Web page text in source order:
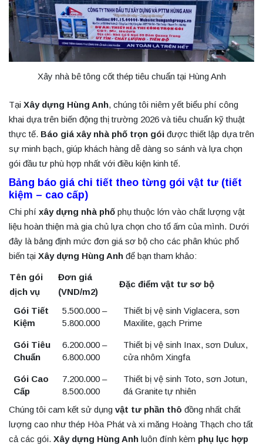
Xây nhà bê tông cốt thép tiêu chuẩn tại Hùng Anh
Tại Xây dựng Hùng Anh, chúng tôi niêm yết biểu phí công
khai dựa trên biến động thị trường 2026 và tiêu chuẩn kỹ thuật
thực tế. Báo giá xây nhà phố trọn gói được thiết lập dựa trên
sự minh bạch, giúp khách hàng dễ dàng so sánh và lựa chọn
gói đầu tư phù hợp nhất với điều kiện kinh tế.
Bảng báo giá chi tiết theo từng gói vật tư (tiết
kiệm – cao cấp)
Chi phí xây dựng nhà phố phụ thuộc lớn vào chất lượng vật
liệu hoàn thiện mà gia chủ lựa chọn cho tổ ấm của mình. Dưới
đây là bảng định mức đơn giá sơ bộ cho các phân khúc phổ
biến tại Xây dựng Hùng Anh để bạn tham khảo:
Tên gói
dịch vụ
Đơn giá
(VND/m2)
Đặc điểm vật tư sơ bộ
Gói Tiết
Kiệm
5.500.000 –
5.800.000
Thiết bị vệ sinh Viglacera, sơn
Maxilite, gạch Prime
Gói Tiêu
Chuẩn
6.200.000 –
6.800.000
Thiết bị vệ sinh Inax, sơn Dulux,
cửa nhôm Xingfa
Gói Cao
Cấp
7.200.000 –
8.500.000
Thiết bị vệ sinh Toto, sơn Jotun,
đá Granite tự nhiên
Chúng tôi cam kết sử dụng vật tư phần thô đồng nhất chất
lượng cao như thép Hòa Phát và xi măng Hoàng Thạch cho tất
cả các gói. Xây dựng Hùng Anh luôn đính kèm phụ lục hợp